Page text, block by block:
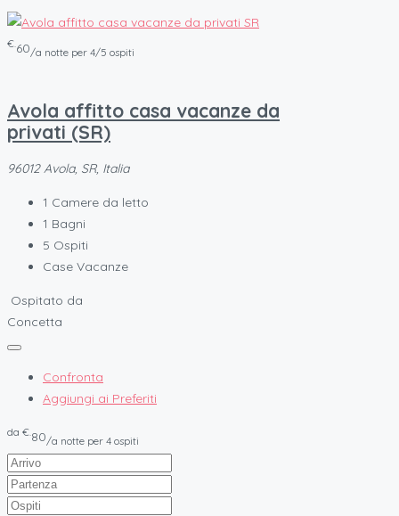
€. 60/a notte per 4/5 ospiti
Avola affitto casa vacanze da
privati (SR)
96012 Avola, SR, Italia
1 Camere da letto
1 Bagni
5 Ospiti
Case Vacanze
Ospitato da
Concetta
Confronta
Aggiungi ai Preferiti
da €.80/a notte per 4 ospiti